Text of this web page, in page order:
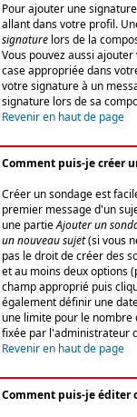
Pour ajouter une
allant dans votre profil.
signature lors de la
Vous pouvez aussi
case appropriée dans
votre signature à un
signature lors de sa
Revenir en haut de page
Comment puis-je créer
Créer un sondage est
premier message d'un
une partieAjouter un
un nouveau sujet(si vous
pas le droit de créer des
et au moins deux options
champ approprié puis
également définir une
une limite pour le
fixée par l'administrateur
Revenir en haut de page
Comment puis-je éditer